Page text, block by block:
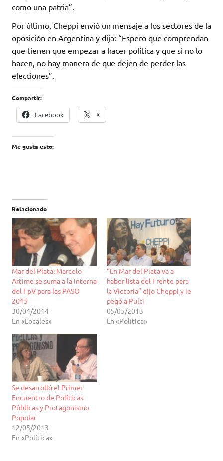
como una patria”.
Por último, Cheppi envió un mensaje a los sectores de la
oposición en Argentina y dijo: “Espero que comprendan
que tienen que empezar a hacer política y que si no lo
hacen, no hay manera de que dejen de perder las
elecciones”.
Compartir:
Facebook X
Me gusta esto:
Relacionado
Mar del Plata: Marcelo
Artime se suma a la interna
del FpV para las PASO
2015
30/04/2014
En «Locales»
“En Mar del Plata va a
haber lista del Frente para
la Victoria” dijo Cheppi y le
pegó a Pulti
05/05/2013
En «Política»
Se desarrolló el Primer
Encuentro de Políticas
Públicas y Protagonismo
Popular
12/05/2013
En «Política»